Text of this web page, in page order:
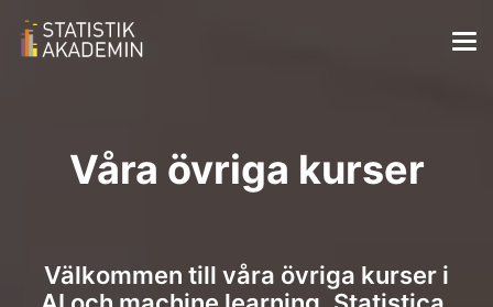
Våra övriga kurser
Välkommen till våra övriga kurser i